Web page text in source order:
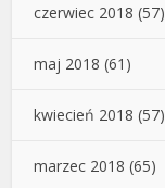
czerwiec 2018 (57)
maj 2018 (61)
kwiecień 2018 (57)
marzec 2018 (65)